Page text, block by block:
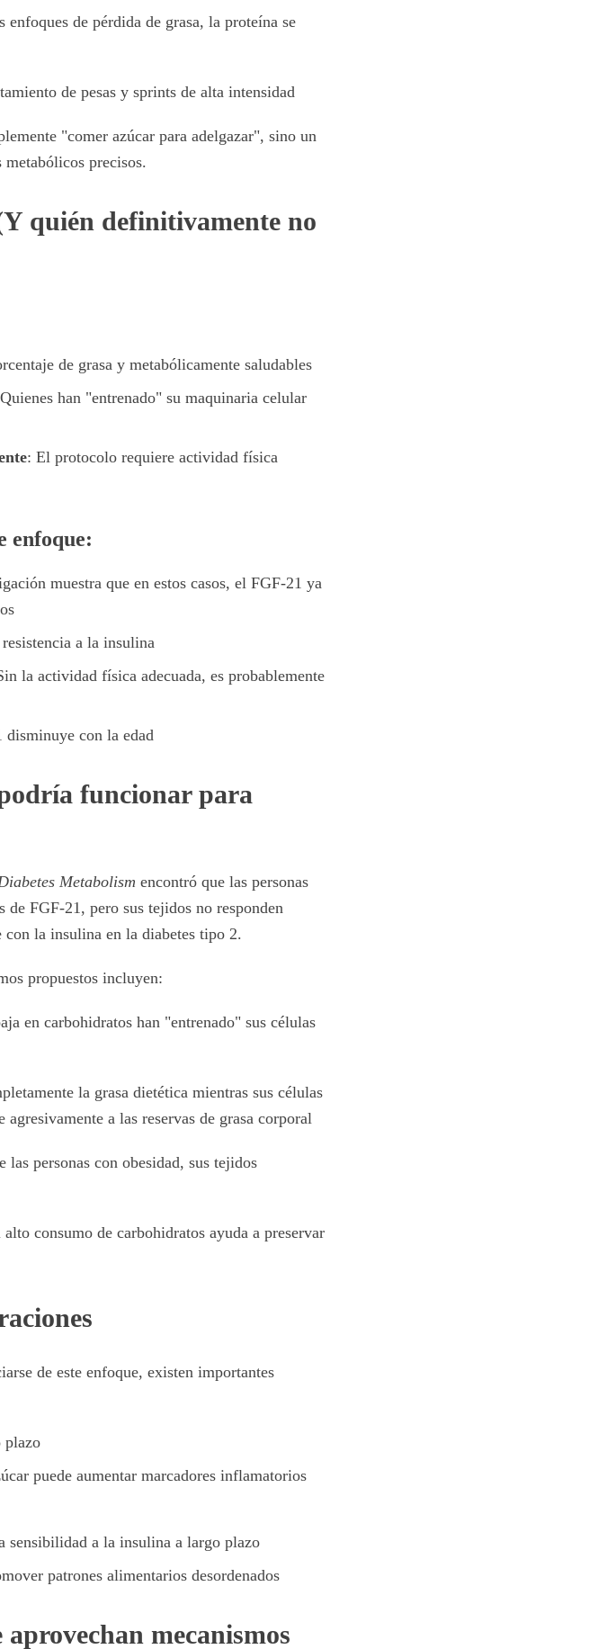
enfoques de pérdida de grasa, la proteína se
de pesas y sprints de alta intensidad
"comer azúcar para adelgazar", sino un
precisos.
quién definitivamente no
de grasa y metabólicamente saludables
han "entrenado" su maquinaria celular
: El protocolo requiere actividad física
enfoque:
muestra que en estos casos, el FGF-21 ya
a la insulina
la actividad física adecuada, es probablemente
con la edad
funcionar para
Metabolism encontró que las personas
de FGF-21, pero sus tejidos no responden
la insulina en la diabetes tipo 2.
propuestos incluyen:
en carbohidratos han "entrenado" sus células
la grasa dietética mientras sus células
a las reservas de grasa corporal
las personas con obesidad, sus tejidos
alto consumo de carbohidratos ayuda a preservar
de este enfoque, existen importantes
plazo
puede aumentar marcadores inflamatorios
sensibilidad a la insulina a largo plazo
patrones alimentarios desordenados
mecanismos